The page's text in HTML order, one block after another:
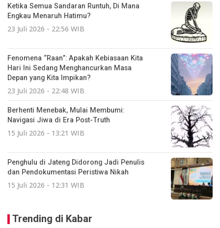
Ketika Semua Sandaran Runtuh, Di Mana
Engkau Menaruh Hatimu?
23 Juli 2026 - 22:56 WIB
Fenomena “Raan”: Apakah Kebiasaan Kita
Hari Ini Sedang Menghancurkan Masa
Depan yang Kita Impikan?
23 Juli 2026 - 22:48 WIB
Berhenti Menebak, Mulai Membumi:
Navigasi Jiwa di Era Post-Truth
15 Juli 2026 - 13:21 WIB
Penghulu di Jateng Didorong Jadi Penulis
dan Pendokumentasi Peristiwa Nikah
15 Juli 2026 - 12:31 WIB
Trending di Kabar